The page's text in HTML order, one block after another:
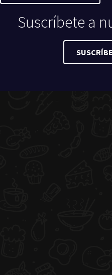
Suscríbete a